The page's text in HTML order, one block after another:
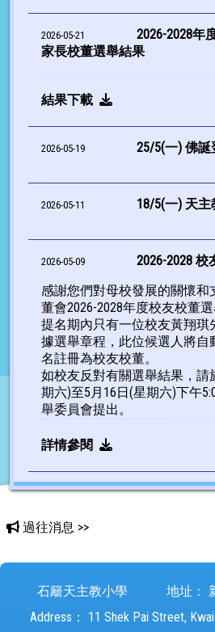
2026-05-21
2026-2028年
家長校董選舉結果
結果下載
2026-05-19 25/5(一) 佛
2026-05-11 18/5(一) 天
2026-05-09
2026-2028
感謝您們對母校發展的關懷和
董會2026-2028年度校友校董選
提名期內只有一位校友黃翔琪
據選舉章程，此位候選人將自
名註冊為校友校董。
如校友反對有關選舉結果，請
期六)至5月16日(星期六)下午
舉委員會提出。
詳情參閱
過往消息 >>
石籬天主教小學 地址：
Address：
11 Shek Pai Street,